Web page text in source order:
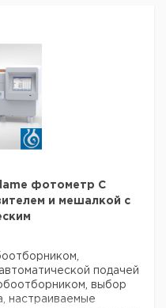
данные могут
фотометр С
и мешалкой с
подачей
выбор
настраиваемые